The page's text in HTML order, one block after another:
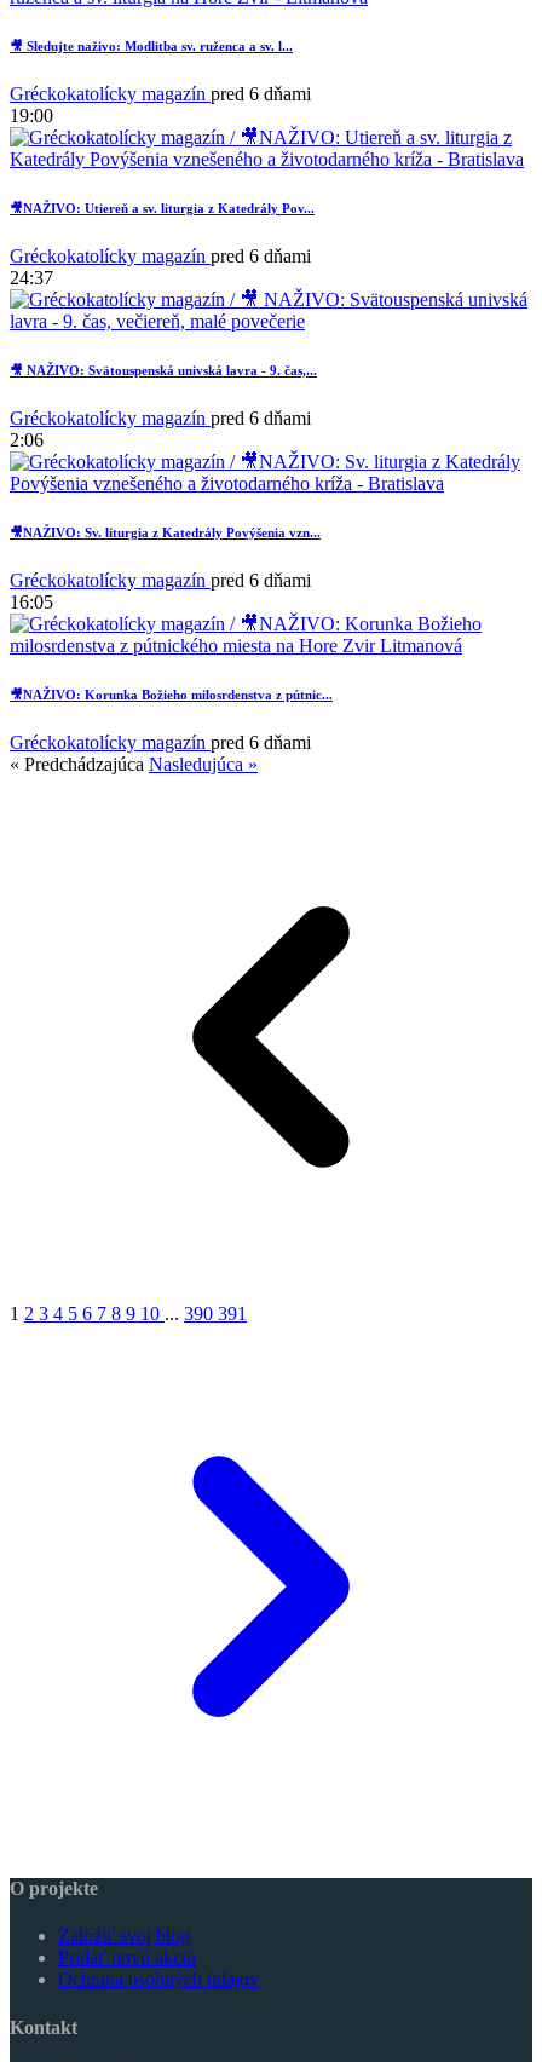
🎥 Sledujte naživo: Modlitba sv. ruženca a sv. l...
Gréckokatolícky magazín pred 6 dňami
19:00
🎥NAŽIVO: Utiereň a sv. liturgia z Katedrály Pov...
Gréckokatolícky magazín pred 6 dňami
24:37
🎥 NAŽIVO: Svätouspenská univská lavra - 9. čas,...
Gréckokatolícky magazín pred 6 dňami
2:06
🎥NAŽIVO: Sv. liturgia z Katedrály Povýšenia vzn...
Gréckokatolícky magazín pred 6 dňami
16:05
🎥NAŽIVO: Korunka Božieho milosrdenstva z pútnic...
Gréckokatolícky magazín pred 6 dňami
« Predchádzajúca Nasledujúca »
1 2 3 4 5 6 7 8 9 10 ... 390 391
O projekte
Založiť svoj blog
Pridať novú akciu
Ochrana osobných údajov
Kontakt